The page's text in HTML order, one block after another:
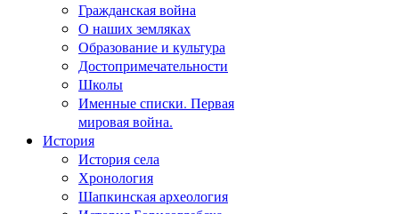
Гражданская война
О наших земляках
Образование и культура
Достопримечательности
Школы
Именные списки. Первая
мировая война.
История
История села
Хронология
Шапкинская археология